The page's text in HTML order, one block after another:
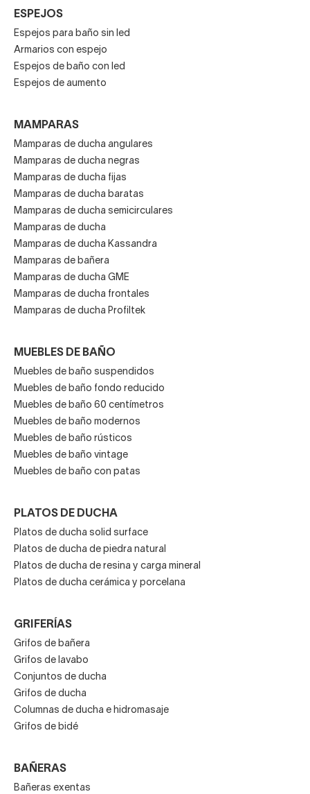
ESPEJOS
Espejos para baño sin led
Armarios con espejo
Espejos de baño con led
Espejos de aumento
MAMPARAS
Mamparas de ducha angulares
Mamparas de ducha negras
Mamparas de ducha fijas
Mamparas de ducha baratas
Mamparas de ducha semicirculares
Mamparas de ducha
Mamparas de ducha Kassandra
Mamparas de bañera
Mamparas de ducha GME
Mamparas de ducha frontales
Mamparas de ducha Profiltek
MUEBLES DE BAÑO
Muebles de baño suspendidos
Muebles de baño fondo reducido
Muebles de baño 60 centímetros
Muebles de baño modernos
Muebles de baño rústicos
Muebles de baño vintage
Muebles de baño con patas
PLATOS DE DUCHA
Platos de ducha solid surface
Platos de ducha de piedra natural
Platos de ducha de resina y carga mineral
Platos de ducha cerámica y porcelana
GRIFERÍAS
Grifos de bañera
Grifos de lavabo
Conjuntos de ducha
Grifos de ducha
Columnas de ducha e hidromasaje
Grifos de bidé
BAÑERAS
Bañeras exentas